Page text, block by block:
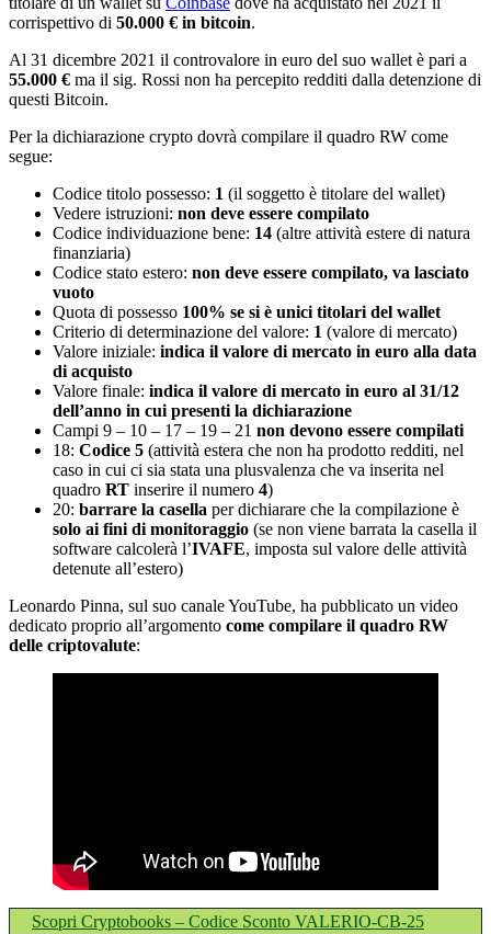
corrispettivo di 50.000 € in bitcoin.
Al 31 dicembre 2021 il controvalore in euro del suo wallet è pari a
55.000 € ma il sig. Rossi non ha percepito redditi dalla detenzione di
questi Bitcoin.
Per la dichiarazione crypto dovrà compilare il quadro RW come
segue:
Codice titolo possesso: 1 (il soggetto è titolare del wallet)
Vedere istruzioni: non deve essere compilato
Codice individuazione bene: 14 (altre attività estere di natura
finanziaria)
Codice stato estero: non deve essere compilato, va lasciato
vuoto
Quota di possesso 100% se si è unici titolari del wallet
Criterio di determinazione del valore: 1 (valore di mercato)
Valore iniziale: indica il valore di mercato in euro alla data
di acquisto
Valore finale: indica il valore di mercato in euro al 31/12
dell’anno in cui presenti la dichiarazione
Campi 9 – 10 – 17 – 19 – 21 non devono essere compilati
18: Codice 5 (attività estera che non ha prodotto redditi, nel
caso in cui ci sia stata una plusvalenza che va inserita nel
quadro RT inserire il numero 4)
20: barrare la casella per dichiarare che la compilazione è
solo ai fini di monitoraggio (se non viene barrata la casella il
software calcolerà l’IVAFE, imposta sul valore delle attività
detenute all’estero)
Leonardo Pinna, sul suo canale YouTube, ha pubblicato un video
dedicato proprio all’argomento come compilare il quadro RW
delle criptovalute:
Scopri Cryptobooks – Codice Sconto VALERIO-CB-25